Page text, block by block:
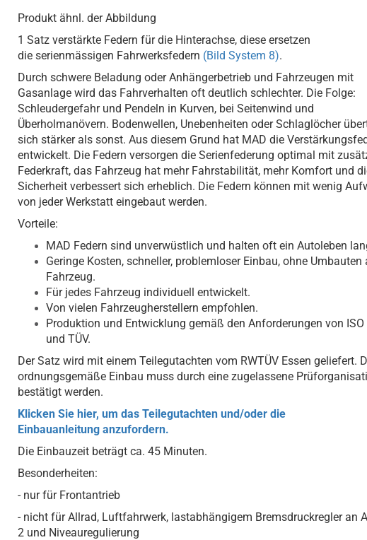
Produkt ähnl. der Abbildung
1 Satz verstärkte Federn für die Hinterachse, diese ersetzen
die serienmässigen Fahrwerksfedern (Bild System 8).
Durch schwere Beladung oder Anhängerbetrieb und Fahrzeugen mit
Gasanlage wird das Fahrverhalten oft deutlich schlechter. Die Folge:
Schleudergefahr und Pendeln in Kurven, bei Seitenwind und
Überholmanövern. Bodenwellen, Unebenheiten oder Schlaglöcher
sich stärker als sonst. Aus diesem Grund hat MAD die
entwickelt. Die Federn versorgen die Serienfederung optimal mit
Federkraft, das Fahrzeug hat mehr Fahrstabilität, mehr Komfort und
Sicherheit verbessert sich erheblich. Die Federn können mit wenig
von jeder Werkstatt eingebaut werden.
Vorteile:
MAD Federn sind unverwüstlich und halten oft ein Autoleben
Geringe Kosten, schneller, problemloser Einbau, ohne Umbauten
Fahrzeug.
Für jedes Fahrzeug individuell entwickelt.
Von vielen Fahrzeugherstellern empfohlen.
Produktion und Entwicklung gemäß den Anforderungen von ISO
und TÜV.
Der Satz wird mit einem Teilegutachten vom RWTÜV Essen geliefert.
ordnungsgemäße Einbau muss durch eine zugelassene
bestätigt werden.
Klicken Sie hier, um das Teilegutachten und/oder die
Einbauanleitung anzufordern.
Die Einbauzeit beträgt ca. 45 Minuten.
Besonderheiten:
- nur für Frontantrieb
- nicht für Allrad, Luftfahrwerk, lastabhängigem Bremsdruckregler an
2 und Niveauregulierung